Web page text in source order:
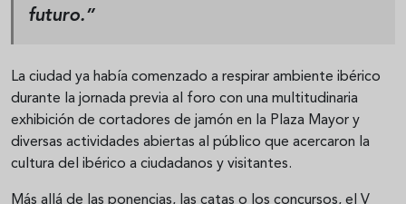
futuro.”
La ciudad ya había comenzado a respirar ambiente ibérico
durante la jornada previa al foro con una multitudinaria
exhibición de cortadores de jamón en la Plaza Mayor y
diversas actividades abiertas al público que acercaron la
cultura del ibérico a ciudadanos y visitantes.
Más allá de las ponencias, las catas o los concursos, el V